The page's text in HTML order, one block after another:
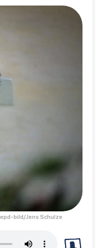
epd-bild/Jens Schulze